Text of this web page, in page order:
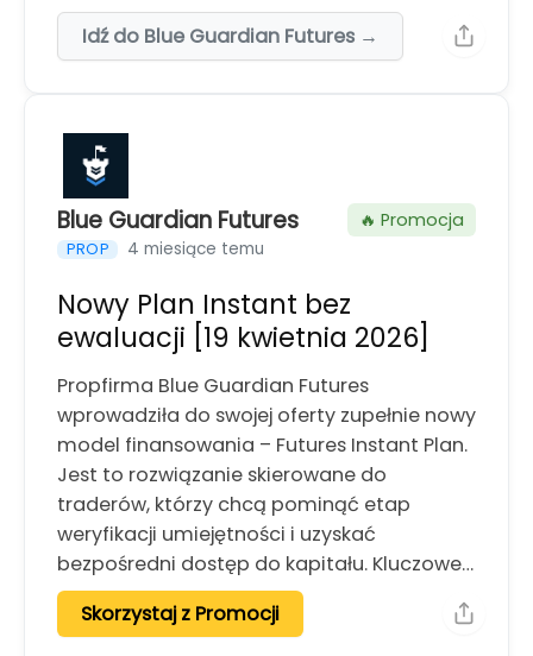
Idź do Blue Guardian Futures →
Blue Guardian Futures
PROP 4 miesiące temu
🔥 Promocja
Nowy Plan Instant bez
ewaluacji [19 kwietnia 2026]
Propfirma Blue Guardian Futures
wprowadziła do swojej oferty zupełnie nowy
model finansowania – Futures Instant Plan.
Jest to rozwiązanie skierowane do
traderów, którzy chcą pominąć etap
weryfikacji umiejętności i uzyskać
bezpośredni dostęp do kapitału. Kluczowe…
Skorzystaj z Promocji